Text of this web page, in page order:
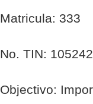
Matricula: 333
No. TIN:
Objectivo: